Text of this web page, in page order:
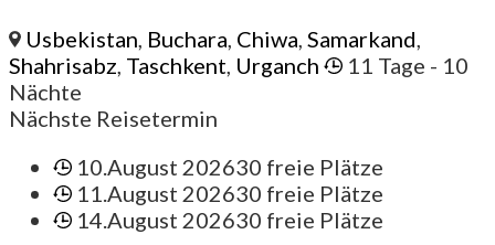
Usbekistan, Buchara, Chiwa,Samarkand,
Shahrisabz, Taschkent, Urganch 11 Tage - 10
Nächte
Nächste Reisetermin
10.August 202630 freie Plätze
11.August 202630 freie Plätze
14.August 202630 freie Plätze